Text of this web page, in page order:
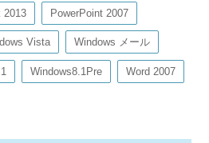
2013 PowerPoint 2007
Vista Windows メール
Windows8.1Pre Word 2007